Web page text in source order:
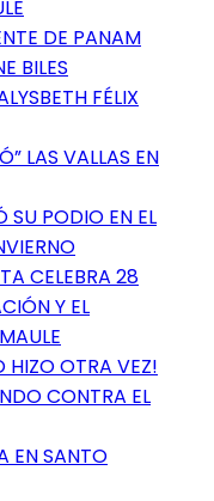
DE PANAM
BILES
FÉLIX
LAS VALLAS EN
SU PODIO EN EL
CELEBRA 28
Y EL
HIZO OTRA VEZ!
CONTRA EL
EN SANTO